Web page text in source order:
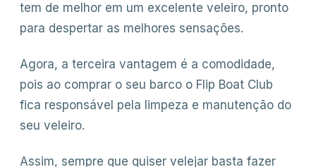
tem de melhor em um excelente veleiro, pronto
para despertar as melhores sensações.
Agora, a terceira vantagem é a comodidade,
pois ao comprar o seu barco o Flip Boat Club
fica responsável pela limpeza e manutenção do
seu veleiro.
Assim, sempre que quiser velejar basta fazer